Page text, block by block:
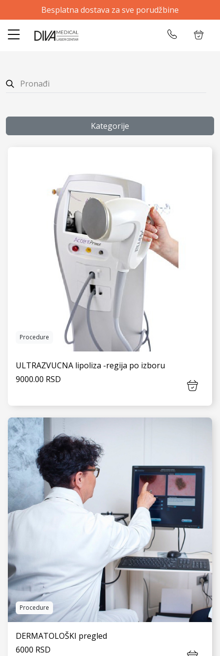
Besplatna dostava za sve porudžbine
✕
Kategorije
VIDI JOŠ
Procedure
ULTRAZVUCNA lipoliza -regija po izboru
9000.00 RSD
Procedure
DERMATOLOŠKI pregled
6000 RSD